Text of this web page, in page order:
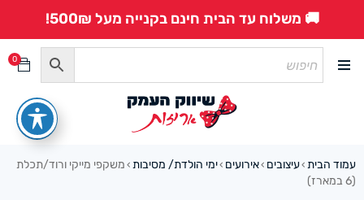
🚚 משלוח עד הבית חינם בקנייה מעל 500₪!
0
עמוד הבית ›עיצובים ›אירועים ›ימי הולדת/ מסיבות › משקפי מייקי ורוד/תכלת
(6 במארז)